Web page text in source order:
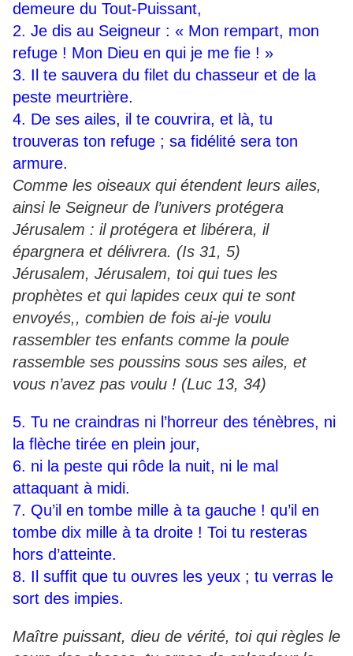
demeure du Tout-Puissant,
2. Je dis au Seigneur : « Mon rempart, mon
refuge ! Mon Dieu en qui je me fie ! »
3. Il te sauvera du filet du chasseur et de la
peste meurtrière.
4. De ses ailes, il te couvrira, et là, tu
trouveras ton refuge ; sa fidélité sera ton
armure.
Comme les oiseaux qui étendent leurs ailes,
ainsi le Seigneur de l’univers protégera
Jérusalem : il protégera et libérera, il
épargnera et délivrera. (Is 31, 5)
Jérusalem, Jérusalem, toi qui tues les
prophètes et qui lapides ceux qui te sont
envoyés,, combien de fois ai-je voulu
rassembler tes enfants comme la poule
rassemble ses poussins sous ses ailes, et
vous n’avez pas voulu ! (Luc 13, 34)
5. Tu ne craindras ni l’horreur des ténèbres, ni
la flèche tirée en plein jour,
6. ni la peste qui rôde la nuit, ni le mal
attaquant à midi.
7. Qu’il en tombe mille à ta gauche ! qu’il en
tombe dix mille à ta droite ! Toi tu resteras
hors d’atteinte.
8. Il suffit que tu ouvres les yeux ; tu verras le
sort des impies.
Maître puissant, dieu de vérité, toi qui règles le